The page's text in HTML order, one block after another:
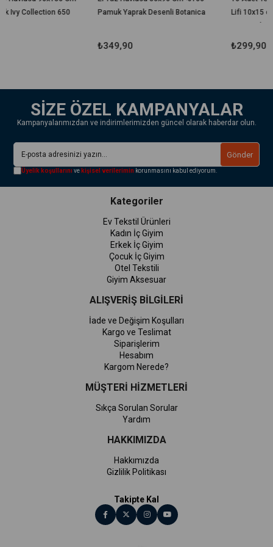
Pamuk Yaprak Desenli Botanica
Lifi 10x15 cm Hijyenik El
SİZE ÖZEL KAMPANYALAR
Kampanyalarımızdan ve indirimlerimizden güncel olarak haberdar olun.
Gönder
Üyelik koşullarını ve kişisel verilerimin korunmasını kabul ediyorum.
Kategoriler
Ev Tekstil Ürünleri
Kadın İç Giyim
Erkek İç Giyim
Çocuk İç Giyim
Otel Tekstili
Giyim Aksesuar
ALIŞVERİŞ BİLGİLERİ
İade ve Değişim Koşulları
Kargo ve Teslimat
Siparişlerim
Hesabım
Kargom Nerede?
MÜŞTERİ HİZMETLERİ
Sıkça Sorulan Sorular
Yardım
HAKKIMIZDA
Hakkımızda
Gizlilik Politikası
Takipte Kal